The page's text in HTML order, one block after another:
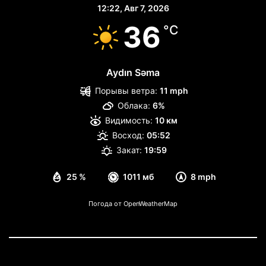
12:22, Авг 7, 2026
36 °C
Aydın Səma
25 % 1011 мб 8 mph
Порывы ветра: 11 mph
Облака: 6%
Видимость: 10 км
Восход: 05:52
Закат: 19:59
Погода от OpenWeatherMap